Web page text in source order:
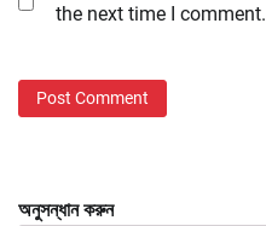
the next time I comment.
অনুসন্ধান করুন